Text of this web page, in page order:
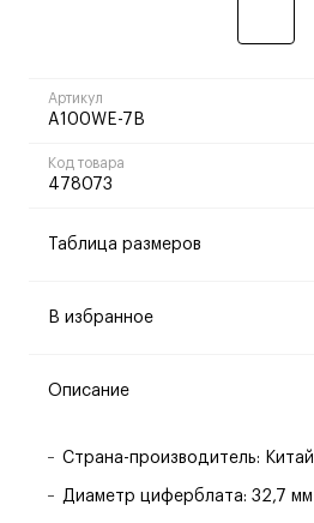
Артикул
A100WE-7B
Код товара
478073
Таблица размеров
В избранное
Описание
Страна-производитель: Китай
Диаметр циферблата: 32,7 мм